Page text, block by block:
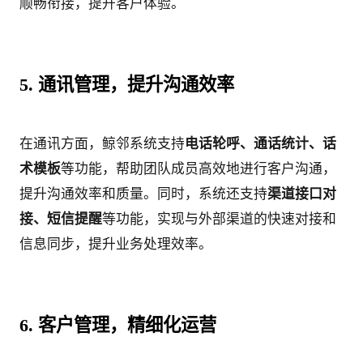
顺畅衔接，提升客户体验。
5. 通讯管理，提升沟通效率
在通讯方面，鲸邻系统支持电话轮呼、通话统计、话
术模板等功能，帮助团队成员高效地进行客户沟通，
提升沟通效率和质量。同时，系统还支持渠道接口对
接、短信提醒等功能，实现与外部渠道的快速对接和
信息同步，提升业务处理效率。
6. 客户管理，精细化运营